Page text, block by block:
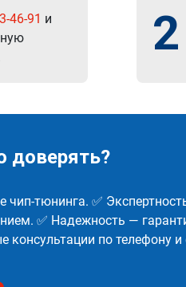
46-91 и
2
доверять?
чип-тюнинга. ✅
✅ Надежность —
консультации по телефону